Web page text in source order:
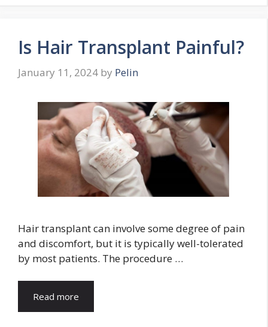
Is Hair Transplant Painful?
January 11, 2024 by Pelin
Hair transplant can involve some degree of pain
and discomfort, but it is typically well-tolerated
by most patients. The procedure …
Read more